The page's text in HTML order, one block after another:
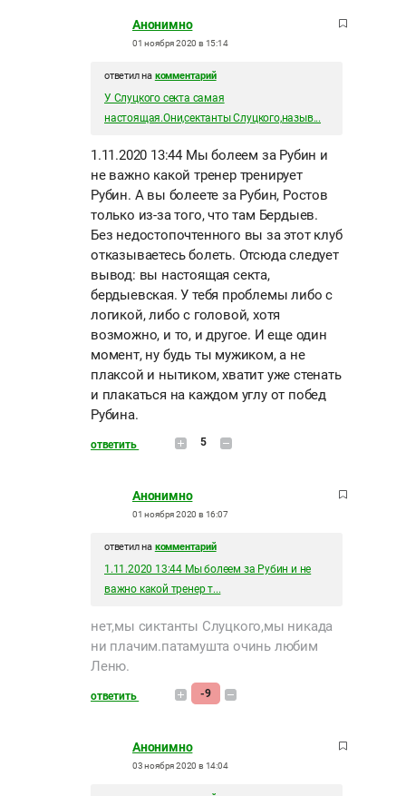
Анонимно
01 ноября 2020 в 15:14
ответил на комментарий
У Слуцкого секта самая
настоящая.Они,сектанты Слуцкого,назыв...
1.11.2020 13:44 Мы болеем за Рубин и
не важно какой тренер тренирует
Рубин. А вы болеете за Рубин, Ростов
только из-за того, что там Бердыев.
Без недостопочтенного вы за этот клуб
отказываетесь болеть. Отсюда следует
вывод: вы настоящая секта,
бердыевская. У тебя проблемы либо с
логикой, либо с головой, хотя
возможно, и то, и другое. И еще один
момент, ну будь ты мужиком, а не
плаксой и нытиком, хватит уже стенать
и плакаться на каждом углу от побед
Рубина.
ответить 5
Анонимно
01 ноября 2020 в 16:07
ответил на комментарий
1.11.2020 13:44 Мы болеем за Рубин и не
важно какой тренер т...
нет,мы сиктанты Слуцкого,мы никада
ни плачим.патамушта очинь любим
Леню.
ответить -9
Анонимно
03 ноября 2020 в 14:04